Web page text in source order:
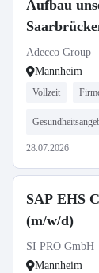
Aufbau
Adecco Group
Mannheim
Vollzeit
28.07.2026
SAP EHS
(m/w/d)
SI PRO GmbH
Mannheim